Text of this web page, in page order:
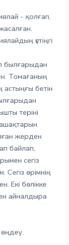
- қолғап,
үстіңгі
былғарыдан
Томағаның
астыңғы бетін
теріні
жерден
байлап,
сегіз
Сегіз өрімнің
Екі бөлікке
айналдыра
өңдеу.